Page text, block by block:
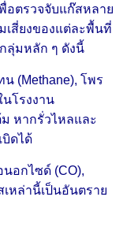
อตรวจจับแก๊สหลาย
สี่ยงของแต่ละพื้นที่
ลุ่มหลัก ๆ ดังนี้
น (Methane), โพร
นโรงงาน
หากรั่วไหลและ
ดได้
อกไซด์ (CO),
เหล่านี้เป็นอันตราย